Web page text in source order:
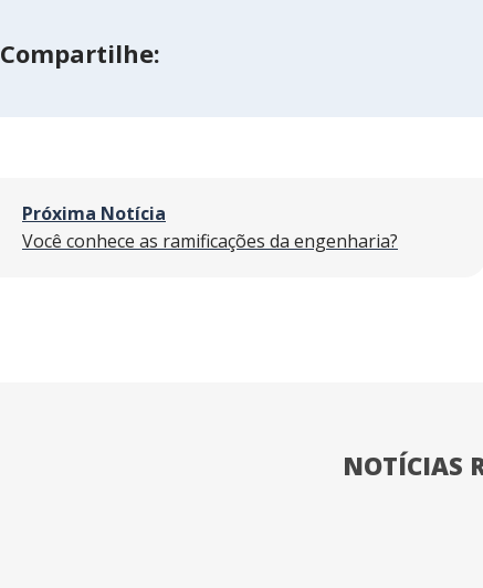
Compartilhe:
Próxima Notícia
Você conhece as ramificações da engenharia?
NOTÍCIAS